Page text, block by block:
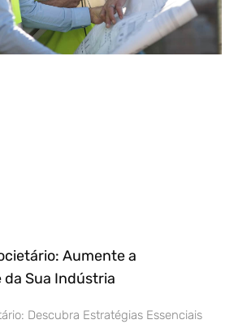
Aumente a
Sua Indústria
Descubra Estratégias Essenciais